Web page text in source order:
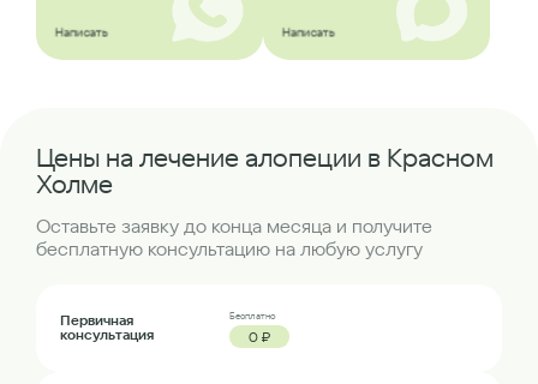
Написать Написать
Цены на лечение алопеции в Красном
Холме
Оставьте заявку до конца месяца и получите
бесплатную консультацию на любую услугу
Первичная
консультация
Бесплатно
0 ₽